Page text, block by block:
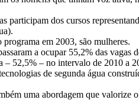
participam dos cursos
em 2003, são mulheres.
a ocupar 55,2% das vagas
– 52,5% – no intervalo de 2010 a
de segunda água
uma abordagem que valorize